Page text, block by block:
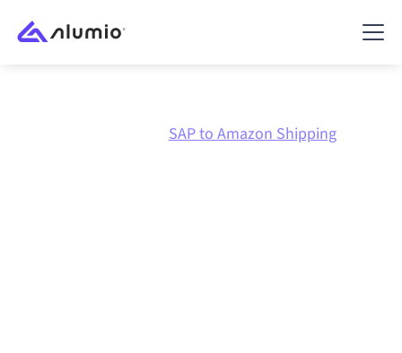
SAP to Amazon Shipping